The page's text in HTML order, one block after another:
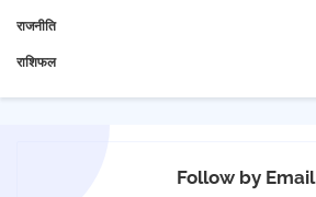
राजनीति
राशिफल
Follow by Email